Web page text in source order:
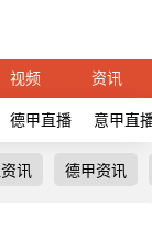
视频 资讯
德甲直播 意甲直
讯 德甲资讯